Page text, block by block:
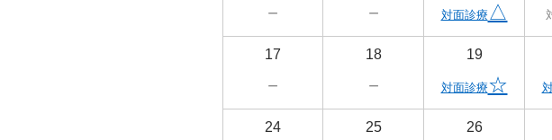
－ － 対面診療△
17
－
18
－
19
対面診療☆
24 25 26